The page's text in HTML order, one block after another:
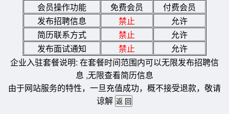
会员操作功能
免费会员
付费会员
发布招聘信息
禁止
允许
简历联系方式
禁止
允许
发布面试通知
禁止
允许
企业入驻套餐说明: 在套餐时间范围内可以无限发布招聘信
息 ,无限查看简历信息
由于网站服务的特性，一旦充值成功，概不接受退款，敬请
谅解